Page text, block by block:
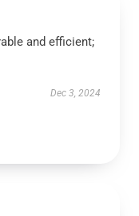
and efficient;
Dec 3, 2024